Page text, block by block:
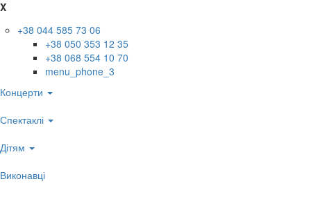
X
+38 044 585 73 06
+38 050 353 12 35
+38 068 554 10 70
menu_phone_3
Концерти
Спектаклі
Дітям
Виконавці